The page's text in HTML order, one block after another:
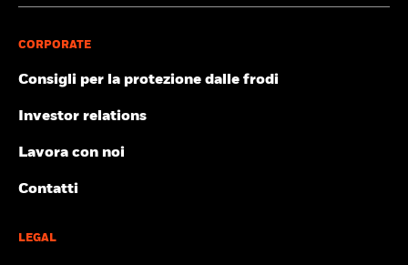
CORPORATE
Consigli per la protezione dalle frodi
Investor relations
Lavora con noi
Contatti
LEGAL